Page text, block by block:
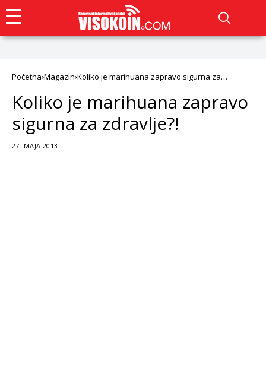
Početna Magazin Koliko je marihuana zapravo sigurna za
Koliko je marihuana zapravo
sigurna za zdravlje?!
27. MAJA 2013.